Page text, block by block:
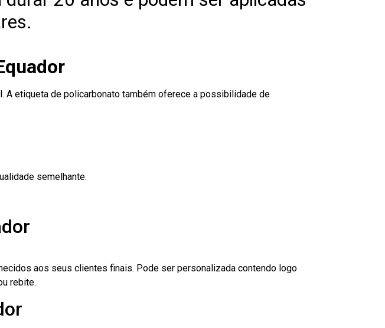
etiqueta de policarbonato também oferece a possibilidade de
semelhante.
aos seus clientes finais. Pode ser personalizada contendo logo
rebite.